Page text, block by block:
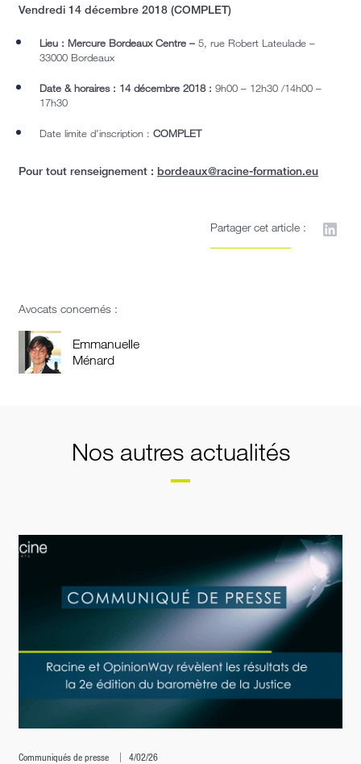
Vendredi 14 décembre 2018 (COMPLET)
Lieu : Mercure Bordeaux Centre – 5, rue Robert Lateulade –
33000 Bordeaux
Date & horaires : 14 décembre 2018 : 9h00 – 12h30 /14h00 –
17h30
Date limite d’inscription : COMPLET
Pour tout renseignement : bordeaux@racine-formation.eu
Partager cet article :
Avocats concernés :
Emmanuelle
Ménard
Nos autres actualités
Communiqués de presse 4/02/26